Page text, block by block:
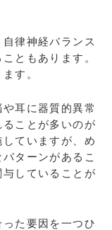
律神経バランス
ともあります。
す。
耳に器質的異常
ことが多いのが
ていますが、め
ターンがあるこ
していることが
た要因を一つひ